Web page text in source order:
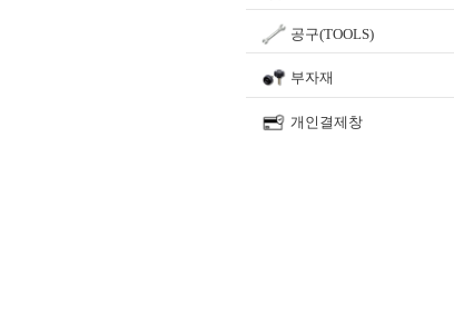
공구(TOOLS)
부자재
개인결제창